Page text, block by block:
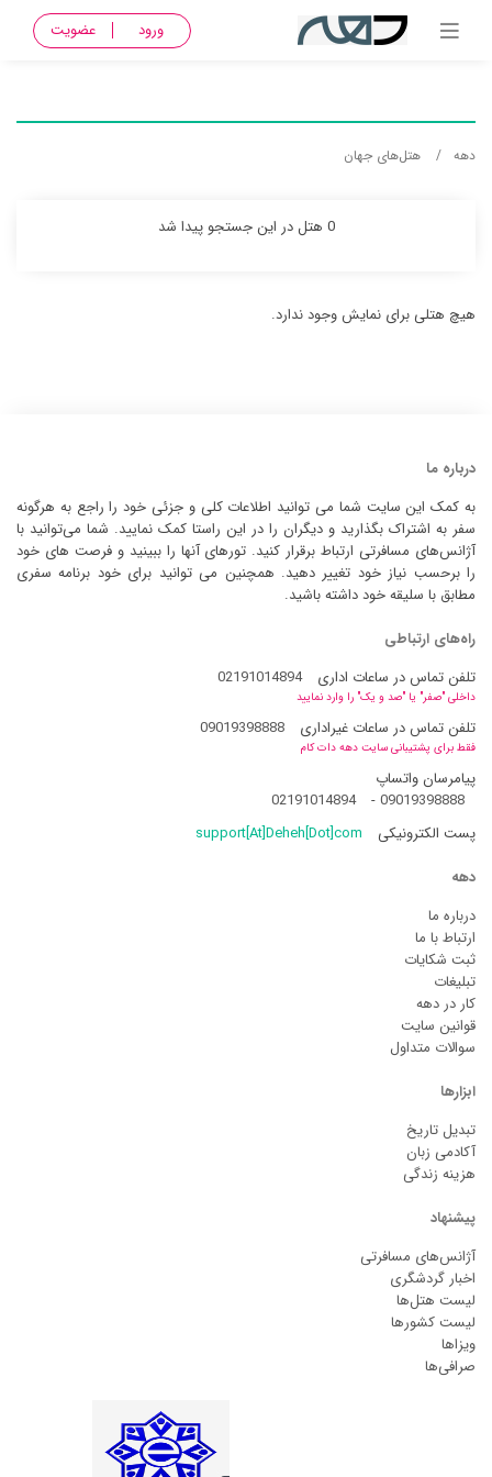
ورود عضویت
دهه هتل‌های جهان
0 هتل در این جستجو پیدا شد
هیچ هتلی برای نمایش وجود ندارد.
درباره ما
به کمک این سایت شما می توانید اطلاعات کلی و جزئی خود را راجع به هرگونه
سفر به اشتراک بگذارید و دیگران را در این راستا کمک نمایید. شما می‌توانید با
آژانس‌های مسافرتی ارتباط برقرار کنید. تورهای آنها را ببینید و فرصت های خود
را برحسب نیاز خود تغییر دهید. همچنین می توانید برای خود برنامه سفری
مطابق با سلیقه خود داشته باشید.
راه‌های ارتباطی
تلفن تماس در ساعات اداری
02191014894
داخلی "صفر" یا "صد و یک" را وارد نمایید
تلفن تماس در ساعات غیراداری 09019398888
فقط برای پشتیبانی سایت دهه دات کام
پیامرسان واتساپ
09019398888
-
02191014894
پست الکترونیکی
support[At]Deheh[Dot]com
دهه
درباره ما
ارتباط با ما
ثبت شکایات
تبلیغات
کار در دهه
قوانین سایت
سوالات متداول
ابزارها
تبدیل تاریخ
آکادمی زبان
هزینه زندگی
پیشنهاد
آژانس‌های مسافرتی
اخبار گردشگری
لیست هتل‌ها
لیست کشورها
ویزاها
صرافی‌ها